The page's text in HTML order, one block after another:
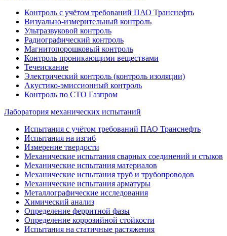
Контроль с учётом требований ПАО Транснефть
Визуально-измерительный контроль
Ультразвуковой контроль
Радиографический контроль
Магнитопорошковый контроль
Контроль проникающими веществами
Течеискание
Электрический контроль (контроль изоляции)
Акустико-эмиссионный контроль
Контроль по СТО Газпром
Лаборатория механических испытаний
Испытания с учётом требований ПАО Транснефть
Испытания на изгиб
Измерение твердости
Механические испытания сварных соединений и стыков
Механические испытания материалов
Механические испытания труб и трубопроводов
Механические испытания арматуры
Металлографические исследования
Химический анализ
Определение ферритной фазы
Определение коррозийной стойкости
Испытания на статичные растяжения